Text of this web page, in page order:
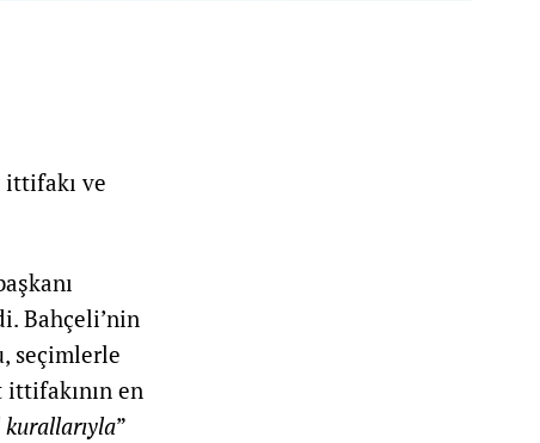
ittifakı ve
Bahçeli’nin
seçimlerle
en
”